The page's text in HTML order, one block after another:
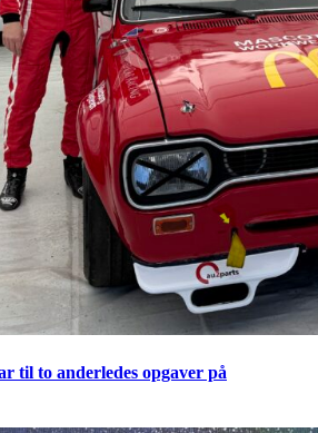
til to anderledes opgaver på